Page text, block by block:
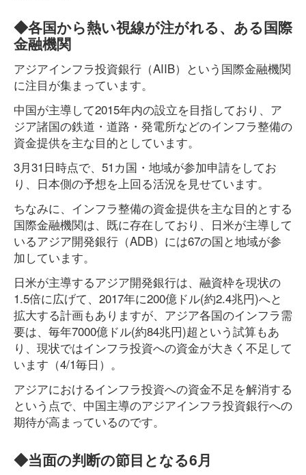
◆各国から熱い視線が注がれる、ある国際
金融機関
アジアインフラ投資銀行（AIIB）という国際金融機関
に注目が集まっています。
中国が主導して2015年内の設立を目指しており、ア
ジア諸国の鉄道・道路・発電所などのインフラ整備の
資金提供を主な目的としています。
3月31日時点で、51カ国・地域が参加申請をしてお
り、日本側の予想を上回る活況を見せています。
ちなみに、インフラ整備の資金提供を主な目的とする
国際金融機関は、既に存在しており、日米が主導して
いるアジア開発銀行（ADB）には67の国と地域が参
加しています。
日米が主導するアジア開発銀行は、融資枠を現状の
1.5倍に広げて、2017年に200億ドル(約2.4兆円)へと
拡大する計画もありますが、アジア各国のインフラ需
要は、毎年7000億ドル(約84兆円)超という試算もあ
り、現状ではインフラ投資への資金が大きく不足して
います（4/1毎日）。
アジアにおけるインフラ投資への資金不足を解消する
という点で、中国主導のアジアインフラ投資銀行への
期待が高まっているのです。
◆当面の判断の節目となる6月